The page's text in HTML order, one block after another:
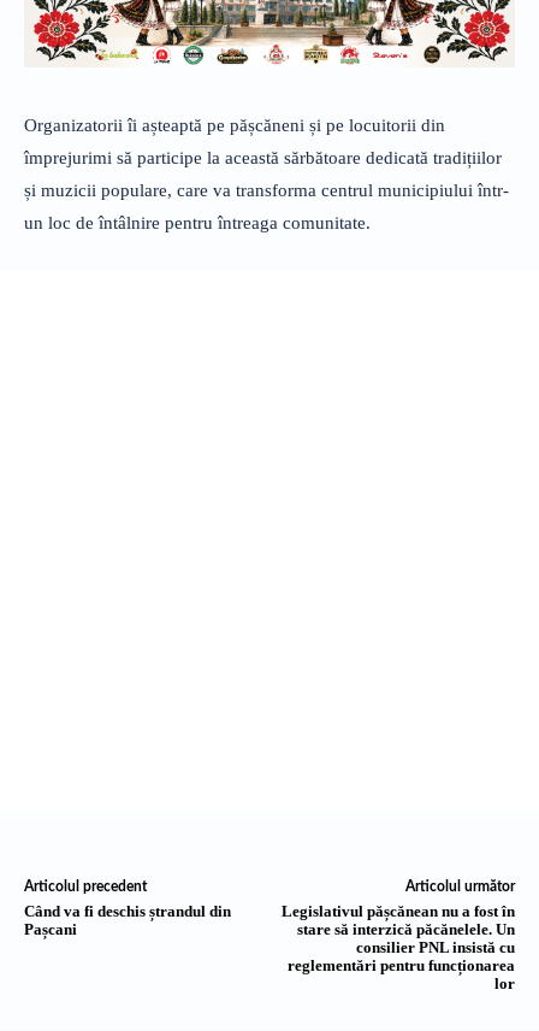
Organizatorii îi așteaptă pe pășcăneni și pe locuitorii din
împrejurimi să participe la această sărbătoare dedicată tradițiilor
și muzicii populare, care va transforma centrul municipiului într-
un loc de întâlnire pentru întreaga comunitate.
Articolul precedent
Când va fi deschis ștrandul din
Pașcani
Articolul următor
Legislativul pășcănean nu a fost în
stare să interzică păcănelele. Un
consilier PNL insistă cu
reglementări pentru funcționarea
lor